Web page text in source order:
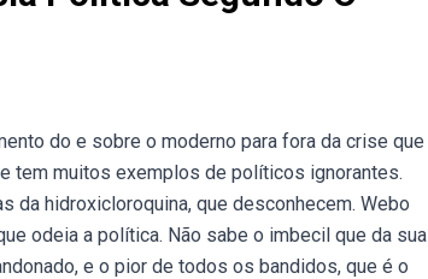
do e sobre o moderno para fora da crise que
tem muitos exemplos de políticos ignorantes.
da hidroxicloroquina, que desconhecem. Webo
odeia a política. Não sabe o imbecil que da sua
e o pior de todos os bandidos, que é o